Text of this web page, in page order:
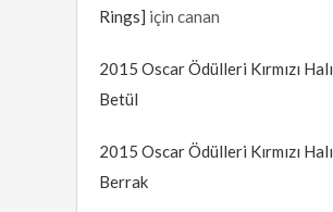
Rings] içincanan
2015 Oscar Ödülleri Kırmızı Halı
Betül
2015 Oscar Ödülleri Kırmızı Halı
Berrak